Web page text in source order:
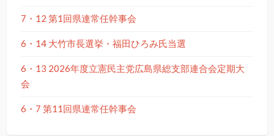
7・12 第1回県連常任幹事会
6・14 大竹市長選挙・福田ひろみ氏当選
6・13 2026年度立憲民主党広島県総支部連合会定期大
会
6・7 第11回県連常任幹事会